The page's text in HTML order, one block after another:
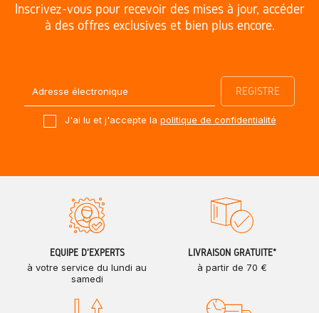
Inscrivez-vous pour recevoir des mises à jour, accéder
à des offres exclusives et bien plus encore.
J'ai lu et j'accepte la politique de confidentialité
ÉQUIPE D'EXPERTS
à votre service du lundi au
samedi
LIVRAISON GRATUITE*
à partir de 70 €